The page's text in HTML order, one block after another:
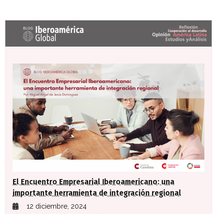
Últimas entradas Blog Iberoamérica global
El Encuentro Empresarial Iberoamericano: una
importante herramienta de integración regional
12 diciembre, 2024